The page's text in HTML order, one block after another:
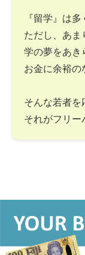
『留学』は
ただし、あま
学の夢をあき
お金に余裕の
そんな若者を
それがフリー